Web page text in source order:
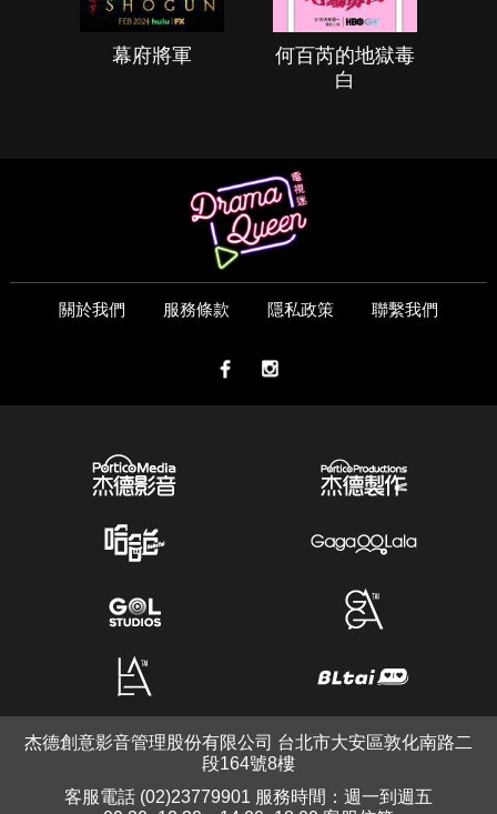
幕府將軍
何百芮的地獄毒
白
關於我們 服務條款 隱私政策 聯繫我們
杰德創意影音管理股份有限公司 台北市大安區敦化南路二
段164號8樓
客服電話 (02)23779901 服務時間：週一到週五